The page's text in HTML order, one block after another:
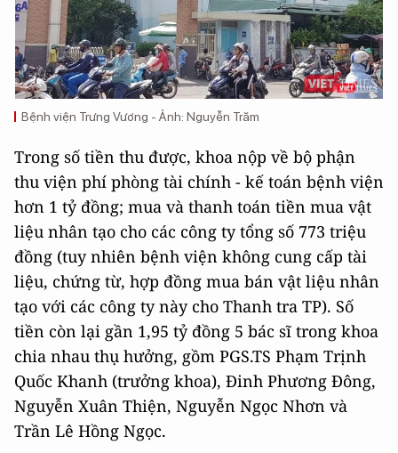
Bệnh viện Trưng Vương - Ảnh: Nguyễn Trăm
Trong số tiền thu được, khoa nộp về bộ phận
thu viện phí phòng tài chính - kế toán bệnh viện
hơn 1 tỷ đồng; mua và thanh toán tiền mua vật
liệu nhân tạo cho các công ty tổng số 773 triệu
đồng (tuy nhiên bệnh viện không cung cấp tài
liệu, chứng từ, hợp đồng mua bán vật liệu nhân
tạo với các công ty này cho Thanh tra TP). Số
tiền còn lại gần 1,95 tỷ đồng 5 bác sĩ trong khoa
chia nhau thụ hưởng, gồm PGS.TS Phạm Trịnh
Quốc Khanh (trưởng khoa), Đinh Phương Đông,
Nguyễn Xuân Thiện, Nguyễn Ngọc Nhơn và
Trần Lê Hồng Ngọc.